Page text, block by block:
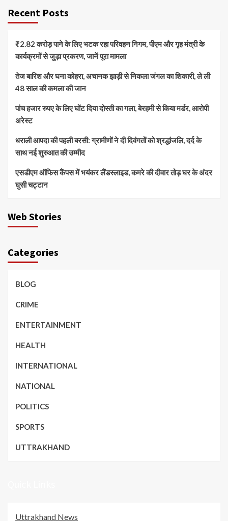
Recent Posts
₹2.82 करोड़ पाने के लिए भटक रहा परिवहन निगम, पीएम और गृह मंत्री के
कार्यक्रमों से जुड़ा प्रकरण, जानें पूरा मामला
तेज बारिश और घना कोहरा, अचानक झाड़ी से निकला जंगल का शिकारी, ले ली
48 साल की कमला की जान
पांच हजार रुपए के लिए घोंट दिया दोस्ती का गला, बेरहमी से किया मर्डर, आरोपी
अरेस्ट
धराली आपदा की पहली बरसी: ग्रामीणों ने दी दिवंगतों को श्रद्धांजलि, दर्द के
साथ नई शुरुआत की उम्मीद
एसडीएम ऑफिस कैंपस में भयंकर लैंडस्लाइड, कमरे की दीवार तोड़ घर के अंदर
घुसी चट्टान
Web Stories
Categories
BLOG
CRIME
ENTERTAINMENT
HEALTH
INTERNATIONAL
NATIONAL
POLITICS
SPORTS
UTTRAKHAND
Uttrakhand News